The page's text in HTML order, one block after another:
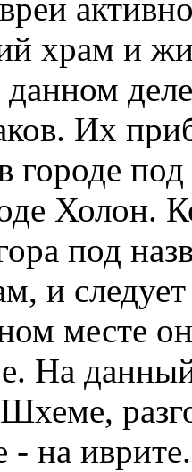
храм и
данном
Их
городе
Холон.
под
и
месте
На
- на иврите.